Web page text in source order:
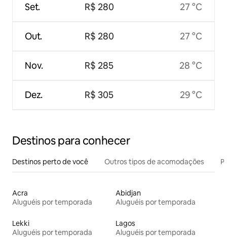
Set.
Out.
Nov.
Dez.
R$ 280
R$ 280
R$ 285
R$ 305
27 °C
27 °C
28 °C
29 °C
Destinos para conhecer
Destinos perto de você Outros tipos de acomodações
Acra
Aluguéis por temporada
Abidjan
Aluguéis por temporada
Lekki
Aluguéis por temporada
Lagos
Aluguéis por temporada